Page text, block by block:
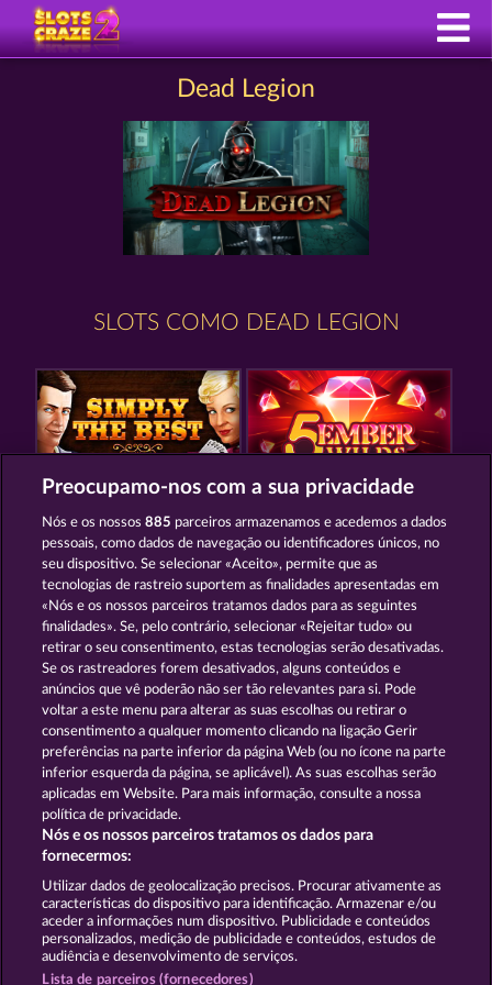
Dead Legion
SLOTS COMO DEAD LEGION
SIMPLY THE BEST 5 EMBER WILDS
EGYPTIAN MOON BEER PARTY
Termos e Condições
Declaração de Privacidade Marca
Empresa Perguntas frequentes Facebook
Enviar pedido de rescisão
Preocupamo-nos com a sua privacidade
Nós e os nossos885 parceiros armazenamos e acedemos a dados
pessoais, como dados de navegação ou identificadores únicos, no
seu dispositivo. Se selecionar «Aceito», permite que as
tecnologias de rastreio suportem as finalidades apresentadas em
«Nós e os nossos parceiros tratamos dados para as seguintes
finalidades». Se, pelo contrário, selecionar «Rejeitar tudo» ou
retirar o seu consentimento, estas tecnologias serão desativadas.
Se os rastreadores forem desativados, alguns conteúdos e
anúncios que vê poderão não ser tão relevantes para si. Pode
voltar a este menu para alterar as suas escolhas ou retirar o
consentimento a qualquer momento clicando na ligação Gerir
preferências na parte inferior da página Web (ou no ícone na parte
inferior esquerda da página, se aplicável). As suas escolhas serão
aplicadas em Website. Para mais informação, consulte a nossa
política de privacidade.
Nós e os nossos parceiros tratamos os dados para
fornecermos:
Utilizar dados de geolocalização precisos. Procurar ativamente as
características do dispositivo para identificação. Armazenar e/ou
aceder a informações num dispositivo. Publicidade e conteúdos
personalizados, medição de publicidade e conteúdos, estudos de
audiência e desenvolvimento de serviços.
Lista de parceiros (fornecedores)